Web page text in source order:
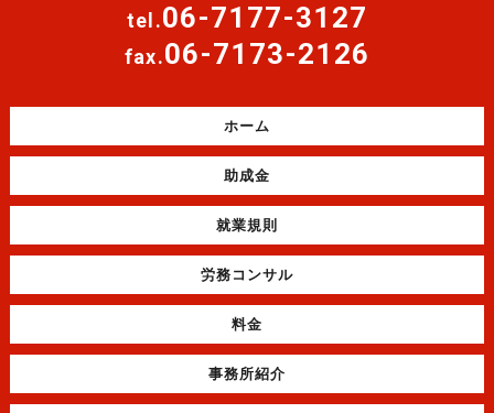
tel.06-7177-3127
fax.06-7173-2126
ホーム
助成金
就業規則
労務コンサル
料金
事務所紹介